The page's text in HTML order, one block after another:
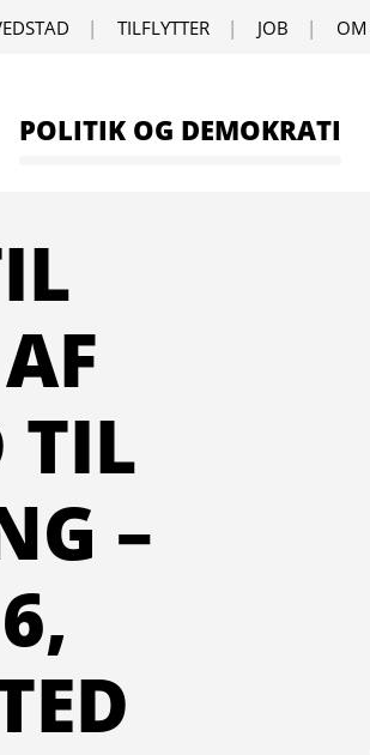
TILFLYTTER JOB
POLITIK OG DEMOKRATI
TIL
–